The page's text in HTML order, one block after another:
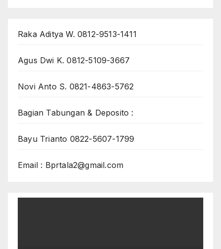
Raka Aditya W. 0812-9513-1411
Agus Dwi K. 0812-5109-3667
Novi Anto S. 0821-4863-5762
Bagian Tabungan & Deposito :
Bayu Trianto 0822-5607-1799
Email : Bprtala2@gmail.com